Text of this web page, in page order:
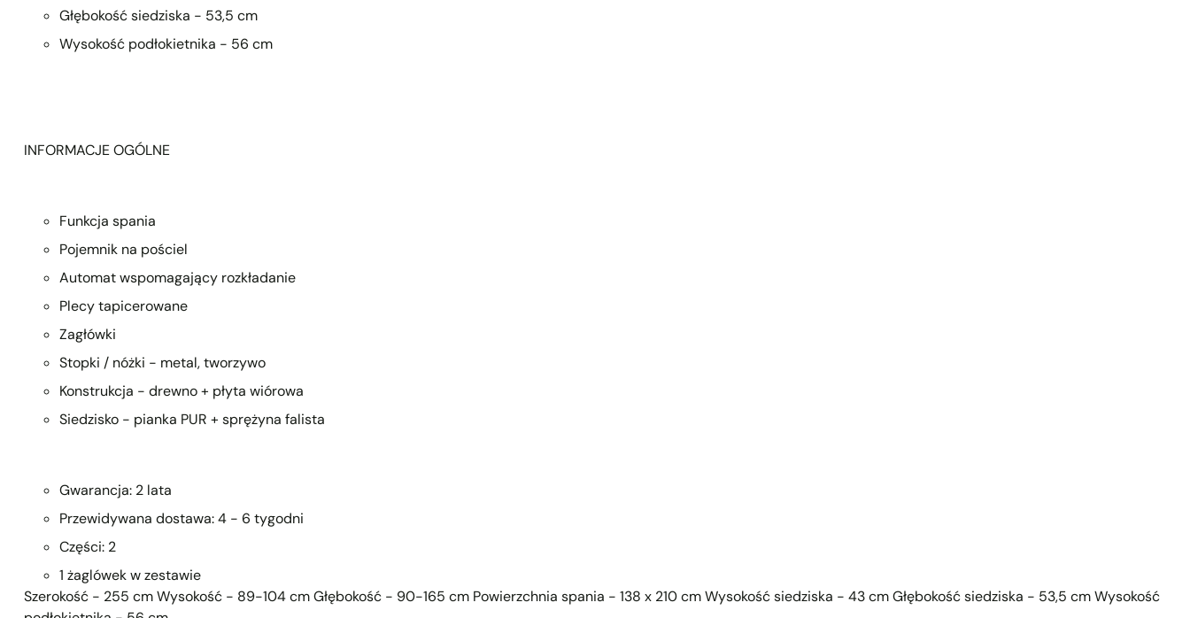
Głębokość siedziska - 53,5 cm
Wysokość podłokietnika - 56 cm
INFORMACJE OGÓLNE
Funkcja spania
Pojemnik na pościel
Automat wspomagający rozkładanie
Plecy tapicerowane
Zagłówki
Stopki / nóżki - metal, tworzywo
Konstrukcja - drewno + płyta wiórowa
Siedzisko - pianka PUR + sprężyna falista
Gwarancja: 2 lata
Przewidywana dostawa: 4 - 6 tygodni
Części: 2
1 żaglówek w zestawie
Szerokość - 255 cm Wysokość - 89-104 cm Głębokość - 90-165 cm Powierzchnia spania - 138 x 210 cm Wysokość siedziska - 43 cm Głębokość siedziska - 53,5 cm Wysokość